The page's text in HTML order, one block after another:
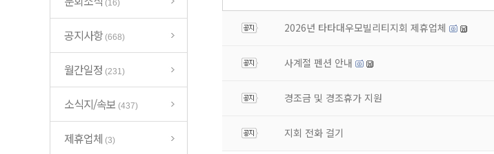
(16)
공지사항 (668)
월간일정 (231)
소식지/속보 (437)
제휴업체 (3)
2026년 타타대우모빌리티지회 제휴업체
사계절 펜션 안내
경조금 및 경조휴가 지원
지회 전화 걸기